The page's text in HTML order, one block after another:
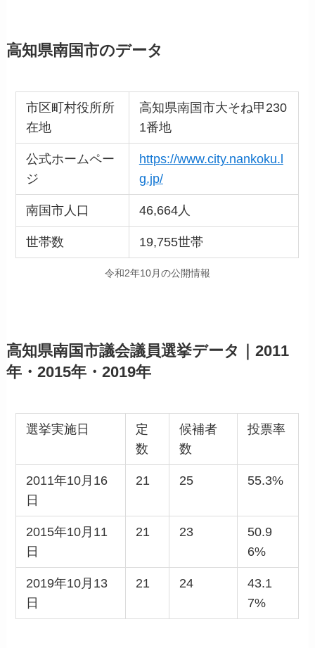
高知県南国市のデータ
市区町村役所所
在地
高知県南国市大そね甲230
1番地
公式ホームペー
ジ
https://www.city.nankoku.l
g.jp/
南国市人口 46,664人
世帯数 19,755世帯
令和2年10月の公開情報
高知県南国市議会議員選挙データ｜2011
年・2015年・2019年
選挙実施日
定
数
候補者
数
投票率
2011年10月16
日
21 25 55.3%
2015年10月11
日
21 23
50.9
6%
2019年10月13
日
21 24
43.1
7%